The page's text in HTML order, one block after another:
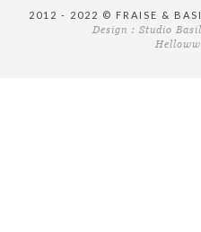
2012 - 2022 © FRAISE &
Design : Studio